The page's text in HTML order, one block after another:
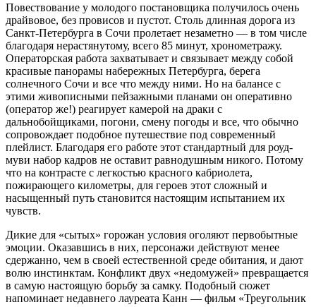
Повествование у молодого постановщика получилось очень
драйвовое, без провисов и пустот. Столь длинная дорога из
Санкт-Петербурга в Сочи пролетает незаметно — в том числе
благодаря нерастянутому, всего 85 минут, хронометражу.
Операторская работа захватывает и связывает между собой
красивые панорамы набережных Петербурга, берега
солнечного Сочи и все что между ними. Но на балансе с
этими живописными пейзажными планами он оперативно
(оператор же!) реагирует камерой на драки с
дальнобойщиками, погони, смену погоды и все, что обычно
сопровождает подобное путешествие под современный
плейлист. Благодаря его работе этот стандартный для роуд-
муви набор кадров не оставит равнодушным никого. Потому
что на контрасте с легкостью красного кабриолета,
пожирающего километры, для героев этот сложный и
насыщенный путь становится настоящим испытанием их
чувств.
Дикие для «сытых» горожан условия оголяют первобытные
эмоции. Оказавшись в них, персонажи действуют менее
сдержанно, чем в своей естественной среде обитания, и дают
волю инстинктам. Конфликт двух «недомужей» превращается
в самую настоящую борьбу за самку. Подобный сюжет
напоминает недавнего лауреата Канн — фильм «Треугольник